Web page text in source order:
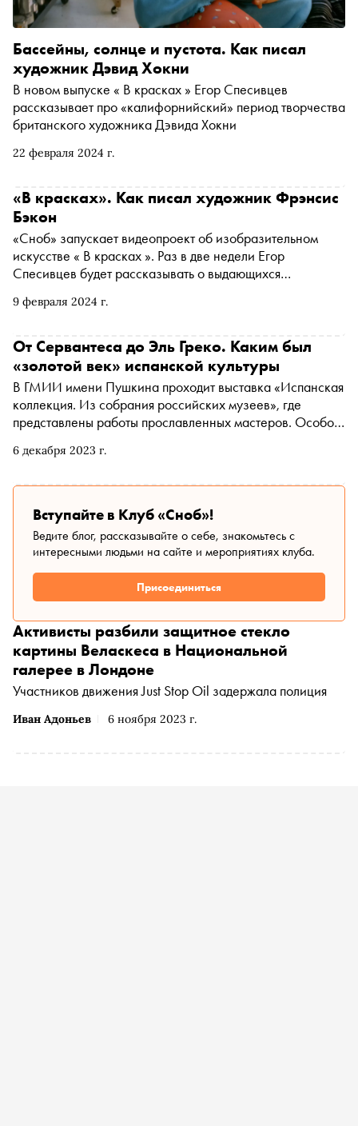
22 февраля 2024 г.
Бассейны, солнце и пустота. Как писал
художник Дэвид Хокни
В новом выпуске « В красках » Егор Спесивцев
рассказывает про «калифорнийский» период творчества
британского художника Дэвида Хокни
9 февраля 2024 г.
«В красках». Как писал художник Фрэнсис
Бэкон
«Сноб» запускает видеопроект об изобразительном
искусстве « В красках ». Раз в две недели Егор
Спесивцев будет рассказывать о выдающихся
Бэкона
6 декабря 2023 г.
От Сервантеса до Эль Греко. Каким был
«золотой век» испанской культуры
В ГМИИ имени Пушкина проходит выставка «Испанская
коллекция. Из собрания российских музеев», где
представлены работы прославленных мастеров. Особое
испанской живописи. Почему он так называется и какие
знать — в материале «Сноба»
Вступайте в Клуб «Сноб»!
Ведите блог, рассказывайте о себе, знакомьтесь с
интересными людьми на сайте и мероприятиях клуба.
Присоединиться
Иван Адоньев 6 ноября 2023 г.
Активисты разбили защитное стекло
картины Веласкеса в Национальной
галерее в Лондоне
Участников движения Just Stop Oil задержала полиция